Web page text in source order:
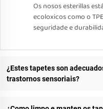
Os nosos esterillas
ecoloxicos como o
seguridade e
¿Estes tapetes son
trastornos sensoriais?